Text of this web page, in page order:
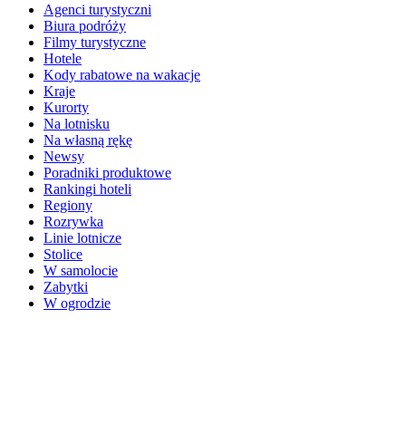
Agenci turystyczni
Biura podróży
Filmy turystyczne
Hotele
Kody rabatowe na wakacje
Kraje
Kurorty
Na lotnisku
Na własną rękę
Newsy
Poradniki produktowe
Rankingi hoteli
Regiony
Rozrywka
Linie lotnicze
Stolice
W samolocie
Zabytki
W ogrodzie